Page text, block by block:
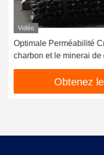
Vidéo
Optimale Perméabilité
charbon et le minerai de
Obtenez